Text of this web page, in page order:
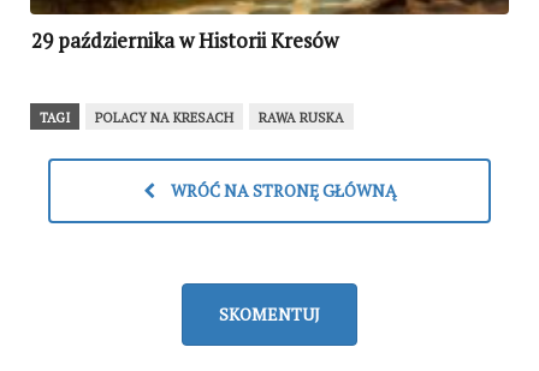
29 października w Historii Kresów
TAGI POLACY NA KRESACH RAWA RUSKA
WRÓĆ NA STRONĘ GŁÓWNĄ
SKOMENTUJ